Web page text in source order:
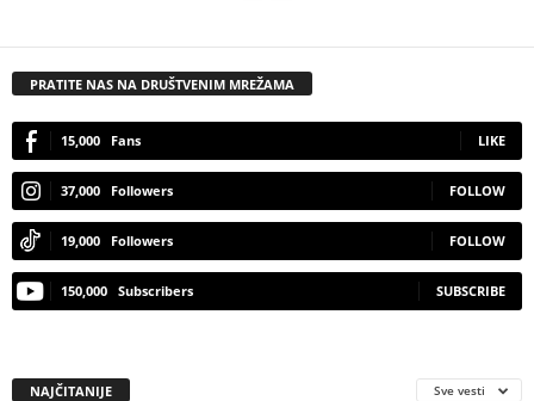
PRATITE NAS NA DRUŠTVENIM MREŽAMA
15,000 Fans LIKE
37,000 Followers FOLLOW
19,000 Followers FOLLOW
150,000 Subscribers SUBSCRIBE
NAJČITANIJE Sve vesti